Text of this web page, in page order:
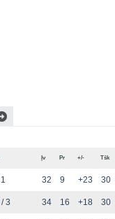
Įv Pr +/- Tšk
32 9 +23 30
3 34 16 +18 30